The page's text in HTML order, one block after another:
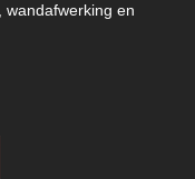
wandafwerking en